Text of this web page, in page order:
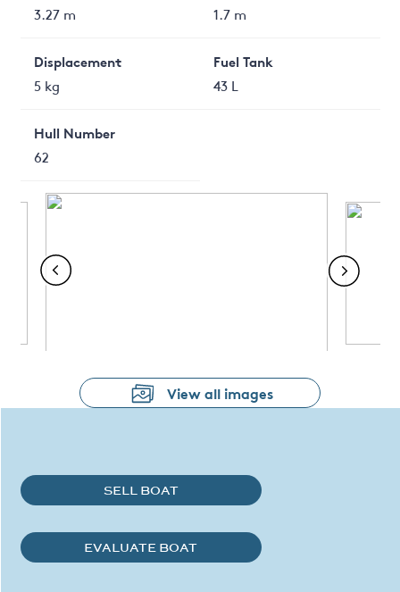
3.27 m
1.7 m
Displacement
5 kg
Fuel Tank
43 L
Hull Number
62
View all images
SELL BOAT
EVALUATE BOAT